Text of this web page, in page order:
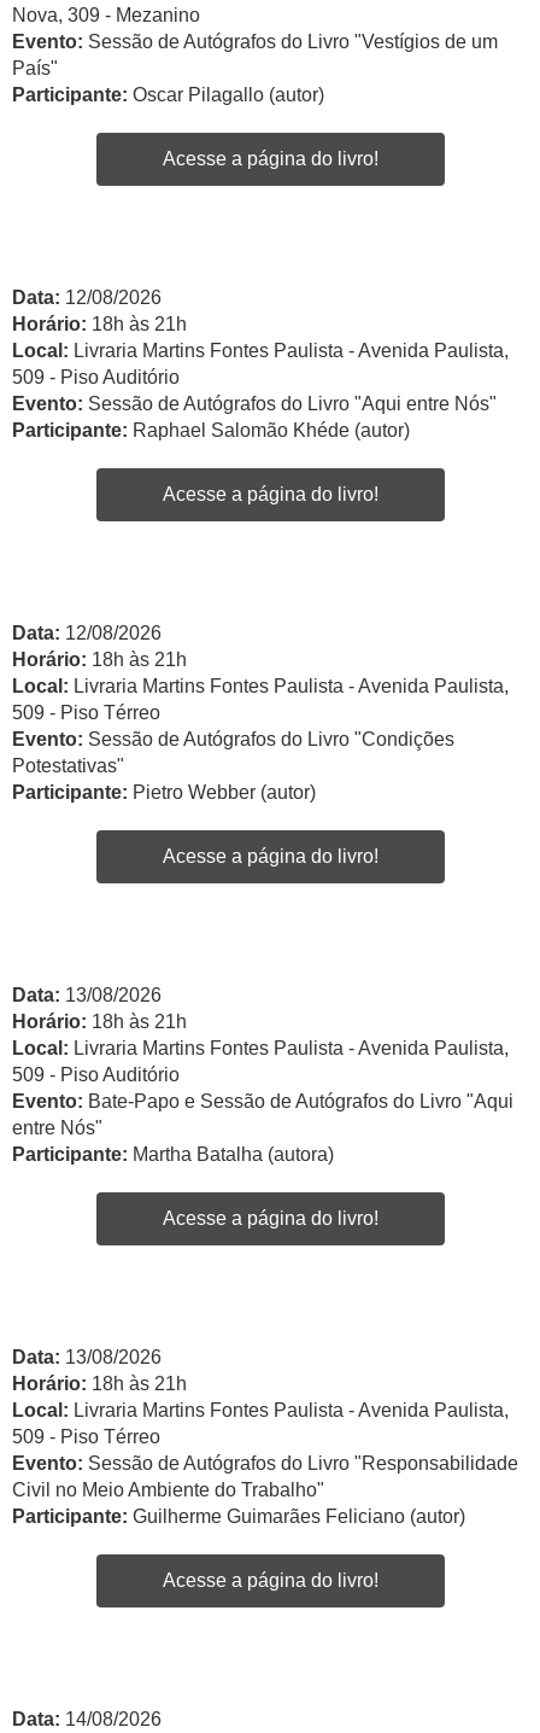
Nova, 309 - Mezanino
Evento: Sessão de Autógrafos do Livro "Vestígios de um
País"
Participante: Oscar Pilagallo (autor)
Acesse a página do livro!
Data: 12/08/2026
Horário: 18h às 21h
Local: Livraria Martins Fontes Paulista - Avenida Paulista,
509 - Piso Auditório
Evento: Sessão de Autógrafos do Livro "Aqui entre Nós"
Participante: Raphael Salomão Khéde (autor)
Acesse a página do livro!
Data: 12/08/2026
Horário: 18h às 21h
Local: Livraria Martins Fontes Paulista - Avenida Paulista,
509 - Piso Térreo
Evento: Sessão de Autógrafos do Livro "Condições
Potestativas"
Participante: Pietro Webber (autor)
Acesse a página do livro!
Data: 13/08/2026
Horário: 18h às 21h
Local: Livraria Martins Fontes Paulista - Avenida Paulista,
509 - Piso Auditório
Evento: Bate-Papo e Sessão de Autógrafos do Livro "Aqui
entre Nós"
Participante: Martha Batalha (autora)
Acesse a página do livro!
Data: 13/08/2026
Horário: 18h às 21h
Local: Livraria Martins Fontes Paulista - Avenida Paulista,
509 - Piso Térreo
Evento: Sessão de Autógrafos do Livro "Responsabilidade
Civil no Meio Ambiente do Trabalho"
Participante: Guilherme Guimarães Feliciano (autor)
Acesse a página do livro!
Data: 14/08/2026